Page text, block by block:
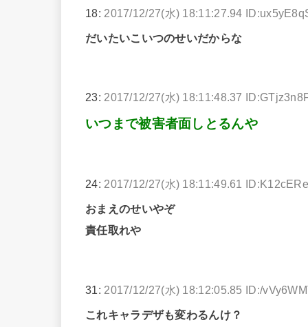
18: 2017/12/27(水) 18:11:27.94
だいたいこいつのせいだからな
23: 2017/12/27(水) 18:11:48.37
いつまで被害者面しとるんや
24: 2017/12/27(水) 18:11:49.61
おまえのせいやぞ
責任取れや
31: 2017/12/27(水) 18:12:05.85 ID:/
これキャラデザも変わるんけ？